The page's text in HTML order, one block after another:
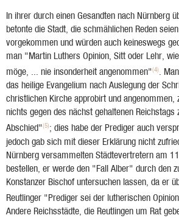
In ihrer durch einen Gesandten nach Nürnberg
betonte die Stadt, die schmählichen Reden
vorgekommen und würden auch keineswegs
man "Martin Luthers Opinion, Sitt oder Lehr,
möge, ... nie insonderheit angenommen"(4).
das heilige Evangelium nach Auslegung der
christlichen Kirche approbirt und angenommen,
nichts gegen des nächst gehaltenen Reichstags
Abschied"(5); dies habe der Prediger auch
jedoch gab sich mit dieser Erklärung nicht
Nürnberg versammelten Städtevertretern am
bestellen, er werde den "Fall Alber" durch den
Konstanzer Bischof untersuchen lassen, da er
Reutlinger "Prediger sei der lutherischen
Andere Reichsstädte, die Reutlingen um Rat